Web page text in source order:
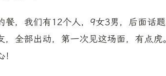
餐，我们有12个人，9女3男，后面话
，全部出动，第一次见这场面，有点